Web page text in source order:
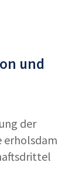
und
der
erholsdam